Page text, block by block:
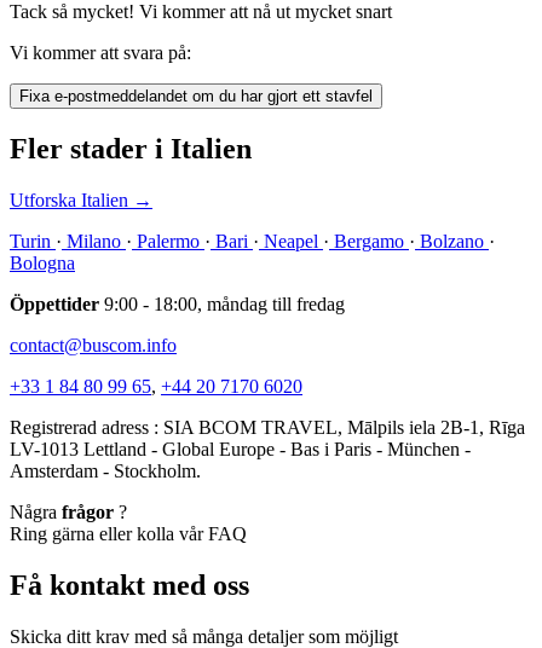
Tack så mycket! Vi kommer att nå ut mycket snart
Vi kommer att svara på:
Fixa e-postmeddelandet om du har gjort ett stavfel
Fler stader i Italien
Utforska Italien →
Turin · Milano · Palermo · Bari · Neapel · Bergamo · Bolzano ·
Bologna
Öppettider 9:00 - 18:00, måndag till fredag
contact@buscom.info
+33 1 84 80 99 65, +44 20 7170 6020
Registrerad adress : SIA BCOM TRAVEL, Mālpils iela 2B-1, Rīga
LV-1013 Lettland - Global Europe - Bas i Paris - München -
Amsterdam - Stockholm.
Några frågor ?
Ring gärna eller kolla vår FAQ
Få kontakt med oss
Skicka ditt krav med så många detaljer som möjligt